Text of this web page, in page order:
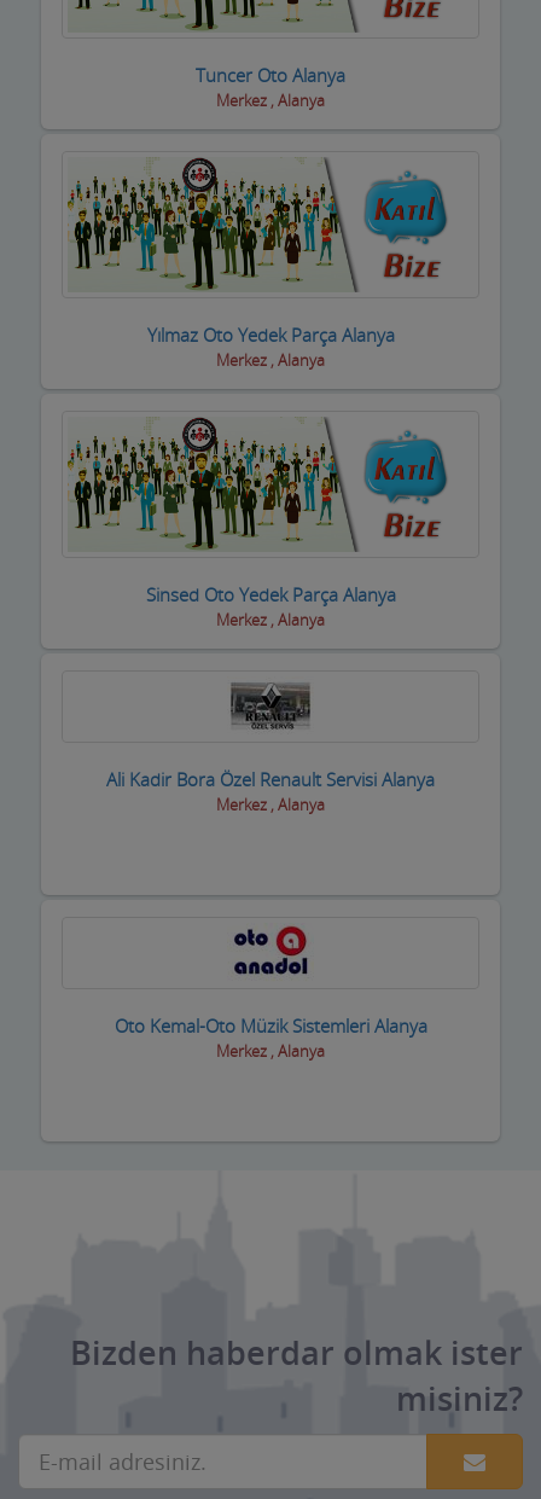
iç Giyim ve Mayo
ilaçlama Firmaları
inşaat Firmaları
inşaat Malzemeleri
inşaat ve yapı ustaları
internet Cafeler ve Oyun salonları
Isıtma / Soğutma Sistemleri
ithalat ihracat Firmaları
izolasyon Firmaları
Jeneratör Sistemleri
Kahvehane Kıraathane Nargile Cafe
Kaloriferciler
Kargo ve Nakliye Şirketleri
Kitap ve Kırtasiyeciler
Klimacılar
Kuran Kursu
Medikal Tıbbi Malzemeler
Tuncer Oto Alanya
Merkez , Alanya
Yılmaz Oto Yedek Parça Alanya
Merkez , Alanya
Sinsed Oto Yedek Parça Alanya
Merkez , Alanya
Ali Kadir Bora Özel Renault Servisi Alanya
Merkez , Alanya
Oto Kemal-Oto Müzik Sistemleri Alanya
Merkez , Alanya
Bizden haberdar olmak ister
misiniz?